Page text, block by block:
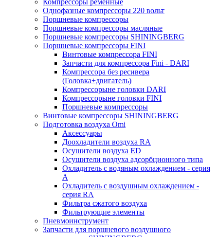
Компрессоры ременные
Однофазные компрессоры 220 вольт
Поршневые компрессоры
Поршневые компрессоры масляные
Поршневые компрессоры SHININGBERG
Поршневые компрессоры FINI
Винтовые компрессора FINI
Запчасти для компрессора Fini - DARI
Компрессора без ресивера
(Головка+двигатель)
Компрессорыне головки DARI
Компрессорыне головки FINI
Поршневые компрессоры
Винтовые компрессоры SHININGBERG
Подготовка воздуха Omi
Аксессуары
Доохладители воздуха RA
Осушители воздуха ED
Осушители воздуха адсорбционного типа
Охладитель с водяным охлаждением - серия
A
Охладитель с воздушным охлаждением -
серия RA
Фильтра сжатого воздуха
Фильтрующие элементы
Пневмоинструмент
Запчасти для поршневого воздушного